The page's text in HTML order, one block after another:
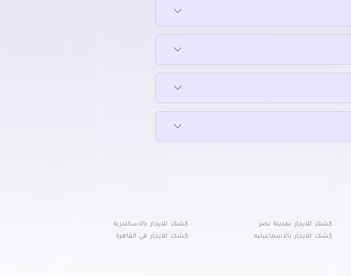
كشك للايجار بمدينة نصر
كشك للايجار بالاسكندرية
كشك للايجار بالاسماعيليه
كشك للايجار في القاهرة